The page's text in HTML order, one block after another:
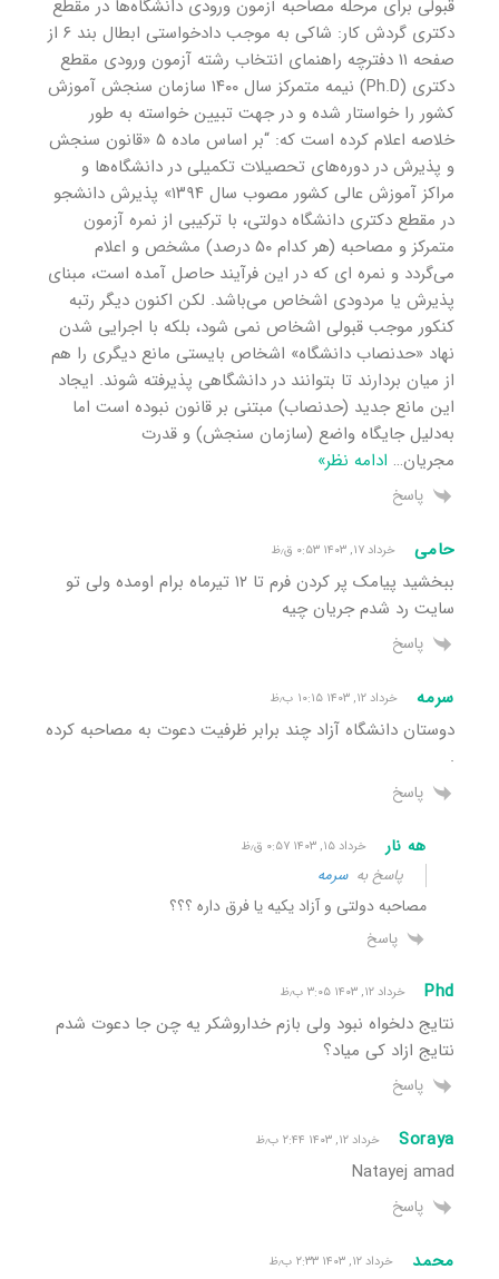
قبولی برای مرحله مصاحبه آزمون ورودی دانشگاه‌ها در مقطع
دکتری گردش کار: شاکی به موجب دادخواستی ابطال بند ۶ از
صفحه ۱۱ دفترچه راهنمای انتخاب رشته آزمون ورودی مقطع
دکتری (Ph.D) نیمه متمرکز سال ۱۴۰۰ سازمان سنجش آموزش
کشور را خواستار شده و در جهت تبیین خواسته به طور
خلاصه اعلام کرده است که: “بر اساس ماده ۵ «قانون سنجش
و پذیرش در دوره‌های تحصیلات تکمیلی در دانشگاه‌ها و
مراکز آموزش عالی کشور مصوب سال ۱۳۹۴» پذیرش دانشجو
در مقطع دکتری دانشگاه دولتی، با ترکیبی از نمره آزمون
متمرکز و مصاحبه (هر کدام ۵۰ درصد) مشخص و اعلام
می‌گردد و نمره ای که در این فرآیند حاصل آمده است، مبنای
پذیرش یا مردودی اشخاص می‌باشد. لکن اکنون دیگر رتبه
کنکور موجب قبولی اشخاص نمی شود، بلکه با اجرایی شدن
نهاد «حدنصاب دانشگاه» اشخاص بایستی مانع دیگری را هم
از میان بردارند تا بتوانند در دانشگاهی پذیرفته شوند. ایجاد
این مانع جدید (حدنصاب) مبتنی بر قانون نبوده است اما
به‌دلیل جایگاه واضع (سازمان سنجش) و قدرت
مجریان… ادامه نظر»
پاسخ
حامی خرداد ۱۷, ۱۴۰۳ ۰:۵۳ ق٫ظ
ببخشید پیامک پر کردن فرم تا ۱۲ تیرماه برام اومده ولی تو
سایت رد شدم جریان چیه
پاسخ
سرمه خرداد ۱۲, ۱۴۰۳ ۱۰:۱۵ ب٫ظ
دوستان دانشگاه آزاد چند برابر ظرفیت دعوت به مصاحبه کرده
.
پاسخ
هه نار خرداد ۱۵, ۱۴۰۳ ۰:۵۷ ق٫ظ
پاسخ بهسرمه
مصاحبه دولتی و آزاد یکیه یا فرق داره ؟؟؟
پاسخ
Phd خرداد ۱۲, ۱۴۰۳ ۳:۰۵ ب٫ظ
نتایج دلخواه نبود ولی بازم خداروشکر یه چن جا دعوت شدم
نتایج ازاد کی میاد؟
پاسخ
Soraya خرداد ۱۲, ۱۴۰۳ ۲:۴۴ ب٫ظ
Natayej amad
پاسخ
محمد خرداد ۱۲, ۱۴۰۳ ۲:۳۳ ب٫ظ